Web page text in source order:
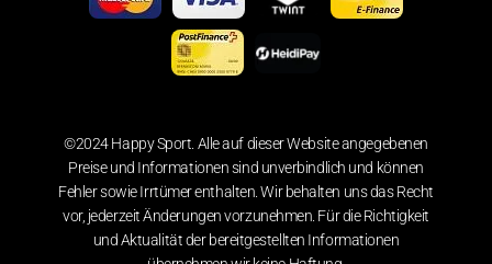
©2024 Happy Sport. Alle auf dieser Website angegebenen
Preise und Informationen sind unverbindlich und können
Fehler sowie Irrtümer enthalten. Wir behalten uns das Recht
vor, jederzeit Änderungen vorzunehmen. Für die Richtigkeit
und Aktualität der bereitgestellten Informationen